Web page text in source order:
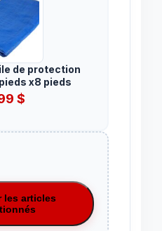
de protection
x8 pieds
$
les articles